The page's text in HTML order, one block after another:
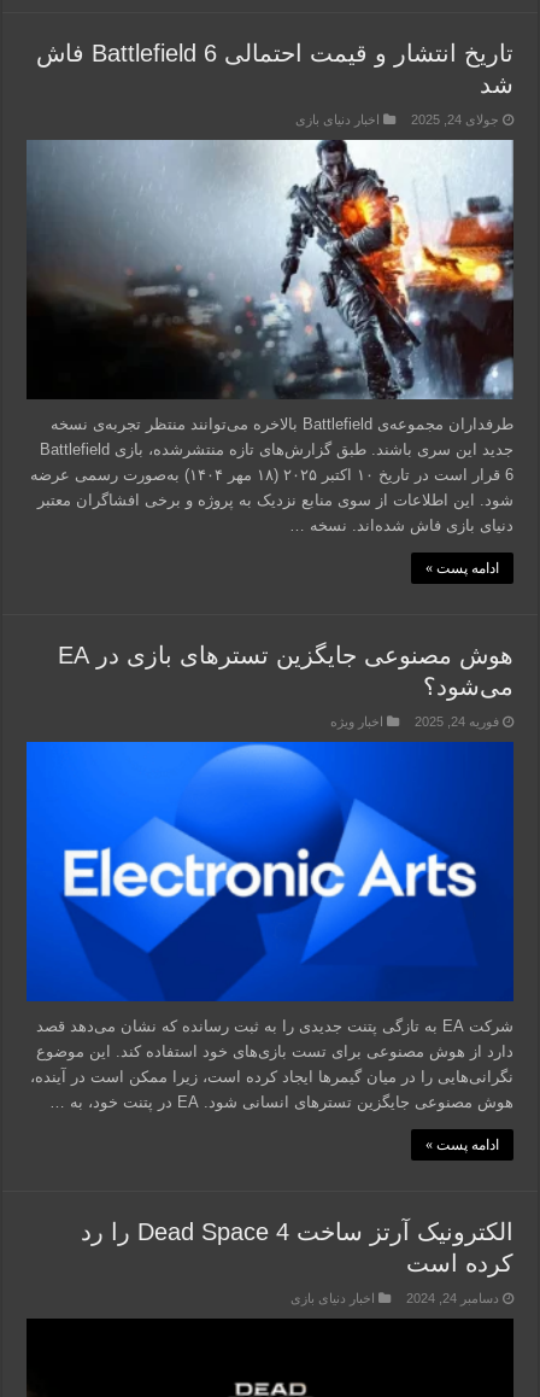
تاریخ انتشار و قیمت احتمالی Battlefield 6 فاش
شد
جولای 24, 2025 اخبار دنیای بازی
طرفداران مجموعه‌ی Battlefield بالاخره می‌توانند منتظر تجربه‌ی نسخه
جدید این سری باشند. طبق گزارش‌های تازه منتشرشده، بازی Battlefield
6 قرار است در تاریخ ۱۰ اکتبر ۲۰۲۵ (۱۸ مهر ۱۴۰۴) به‌صورت رسمی عرضه
شود. این اطلاعات از سوی منابع نزدیک به پروژه و برخی افشاگران معتبر
دنیای بازی فاش شده‌اند. نسخه …
ادامه پست »
هوش مصنوعی جایگزین تسترهای بازی در EA
می‌شود؟
فوریه 24, 2025 اخبار ویژه
شرکت EA به تازگی پتنت جدیدی را به ثبت رسانده که نشان می‌دهد قصد
دارد از هوش مصنوعی برای تست بازی‌های خود استفاده کند. این موضوع
نگرانی‌هایی را در میان گیمرها ایجاد کرده است، زیرا ممکن است در آینده،
هوش مصنوعی جایگزین تسترهای انسانی شود. EA در پتنت خود، به …
ادامه پست »
الکترونیک آرتز ساخت Dead Space 4 را رد
کرده است
دسامبر 24, 2024 اخبار دنیای بازی